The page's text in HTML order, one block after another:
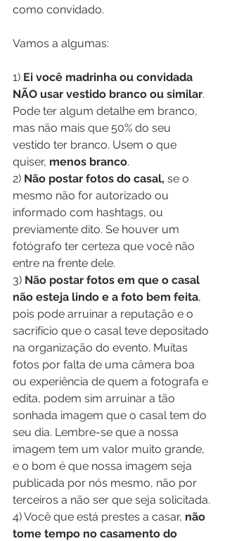
como convidado.
Vamos a algumas:
1) Ei você madrinha ou convidada
NÃO usar vestido branco ou similar.
Pode ter algum detalhe em branco,
mas não mais que 50% do seu
vestido ter branco. Usem o que
quiser, menos branco.
2) Não postar fotos do casal, se o
mesmo não for autorizado ou
informado com hashtags, ou
previamente dito. Se houver um
fotógrafo ter certeza que você não
entre na frente dele.
3) Não postar fotos em que o casal
não esteja lindo e a foto bem feita,
pois pode arruinar a reputação e o
sacrifício que o casal teve depositado
na organização do evento. Muitas
fotos por falta de uma câmera boa
ou experiência de quem a fotografa e
edita, podem sim arruinar a tão
sonhada imagem que o casal tem do
seu dia. Lembre-se que a nossa
imagem tem um valor muito grande,
e o bom é que nossa imagem seja
publicada por nós mesmo, não por
terceiros a não ser que seja solicitada.
4) Você que está prestes a casar, não
tome tempo no casamento do